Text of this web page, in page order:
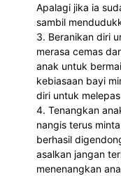
Apalagi jika ia
sambil
3. Beranikan diri
merasa cemas
anak untuk
kebiasaan bayi
diri untuk
4. Tenangkan
nangis terus
berhasil
asalkan jangan
menenangkan